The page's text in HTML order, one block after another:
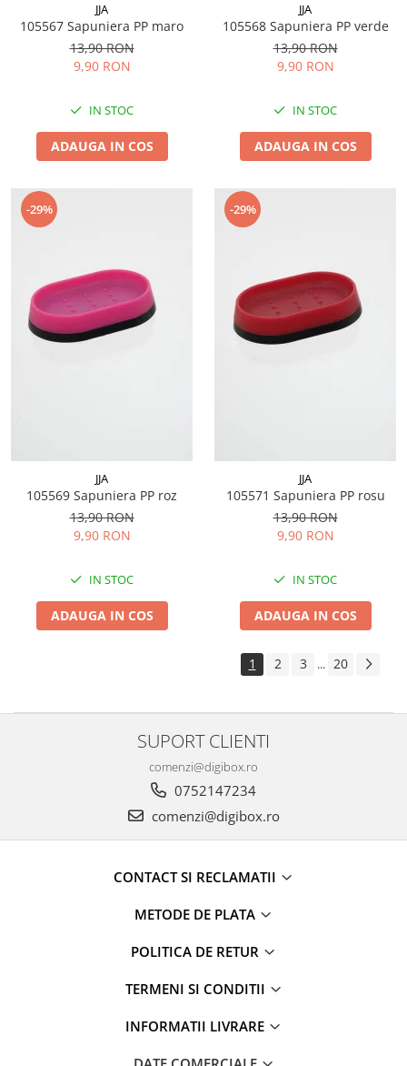
JJA
105567 Sapuniera PP maro
13,90 RON
9,90 RON
IN STOC
ADAUGA IN COS
JJA
105568 Sapuniera PP verde
13,90 RON
9,90 RON
IN STOC
ADAUGA IN COS
-29%
JJA
105569 Sapuniera PP roz
13,90 RON
9,90 RON
IN STOC
ADAUGA IN COS
-29%
JJA
105571 Sapuniera PP rosu
13,90 RON
9,90 RON
IN STOC
ADAUGA IN COS
1 2 3 ... 20
SUPORT CLIENTI
comenzi@digibox.ro
0752147234
comenzi@digibox.ro
CONTACT SI RECLAMATII
METODE DE PLATA
POLITICA DE RETUR
TERMENI SI CONDITII
INFORMATII LIVRARE